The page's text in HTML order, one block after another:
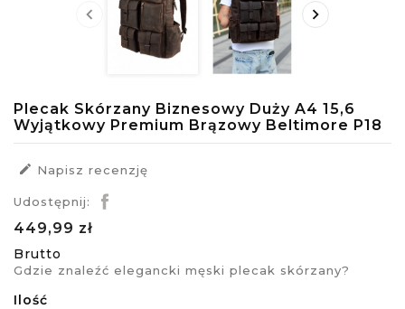
 
Plecak Skórzany Biznesowy Duży A4 15,6
Wyjątkowy Premium Brązowy Beltimore P18
 Napisz recenzję
Udostępnij:
449,99 zł
Brutto
Gdzie znaleźć elegancki męski plecak skórzany?
Ilość